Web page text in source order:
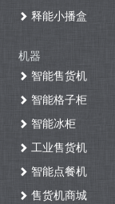
释能小播盒
机器
智能售货机
智能格子柜
智能冰柜
工业售货机
智能点餐机
售货机商城